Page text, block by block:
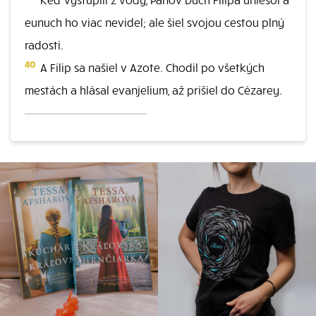
eunuch ho viac nevidel; ale šiel svojou cestou plný
radosti.
40 A Filip sa našiel v Azote. Chodil po všetkých
mestách a hlásal evanjelium, až prišiel do Cézarey.